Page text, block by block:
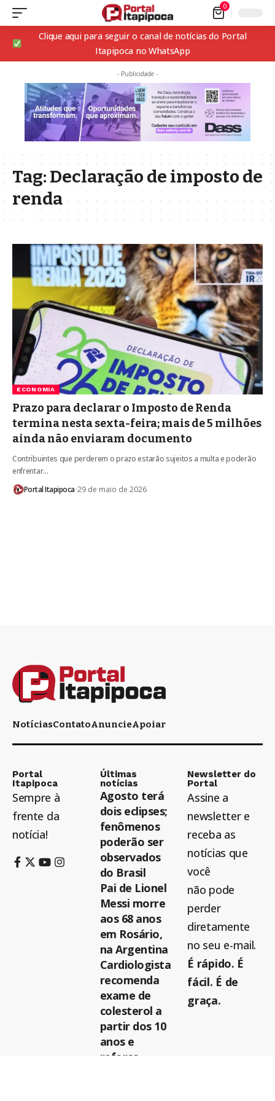
0
Clique aqui para seguir o canal de notícias do Portal
Itapipoca no WhatsApp
- Publicidade -
Tag:Declaração de imposto de
renda
ECONOMIA
Prazo para declarar o Imposto de Renda
termina nesta sexta-feira; mais de 5 milhões
ainda não enviaram documento
Contribuintes que perderem o prazo estarão sujeitos a multa e poderão
enfrentar…
Portal Itapipoca 29 de maio de 2026
NotíciasContatoAnuncieApoiar
Portal
Itapipoca
Sempre à
frente da
notícia!
Últimas
notícias
Agosto terá
dois eclipses;
fenômenos
poderão ser
observados
do Brasil
Pai de Lionel
Messi morre
aos 68 anos
em Rosário,
na Argentina
Cardiologista
recomenda
exame de
colesterol a
partir dos 10
anos e
reforça
Newsletter do
Portal
Assine a
newsletter e
receba as
notícias que
você
não pode
perder
diretamente
no seu e-mail.
É rápido. É
fácil. É de
graça.